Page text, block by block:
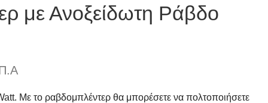
με Ανοξείδωτη Ράβδο
Με το ραβδομπλέντερ θα μπορέσετε να πολτοποιήσετε